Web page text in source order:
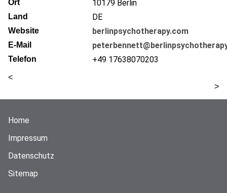
Ort 10179 Berlin
Land DE
Website berlinpsychotherapy.com
E-Mail
Telefon +49 17638070203
<
>
Home
Impressum
Datenschutz
Sitemap